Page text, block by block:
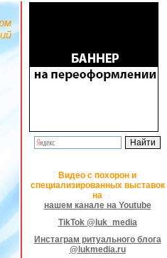
Видео с похорон и
специализированных выставок
на
нашем канале на Youtube
TikTok @luk_media
Инстаграм ритуального блога
@lukmedia.ru